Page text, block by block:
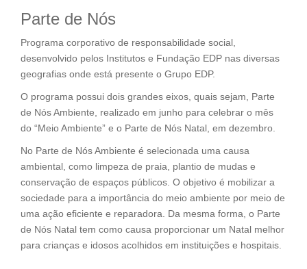
Parte de Nós
Programa corporativo de responsabilidade social,
desenvolvido pelos Institutos e Fundação EDP nas diversas
geografias onde está presente o Grupo EDP.
O programa possui dois grandes eixos, quais sejam, Parte
de Nós Ambiente, realizado em junho para celebrar o mês
do “Meio Ambiente” e o Parte de Nós Natal, em dezembro.
No Parte de Nós Ambiente é selecionada uma causa
ambiental, como limpeza de praia, plantio de mudas e
conservação de espaços públicos. O objetivo é mobilizar a
sociedade para a importância do meio ambiente por meio de
uma ação eficiente e reparadora. Da mesma forma, o Parte
de Nós Natal tem como causa proporcionar um Natal melhor
para crianças e idosos acolhidos em instituições e hospitais.